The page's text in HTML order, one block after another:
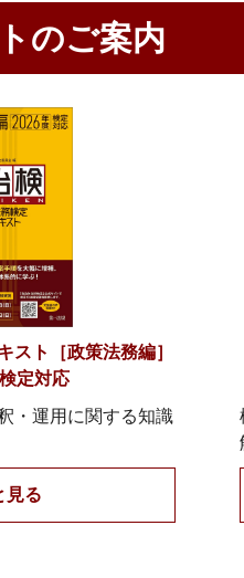
のご案内
スト［政策法務編］
定対応
・運用に関する知識
見る